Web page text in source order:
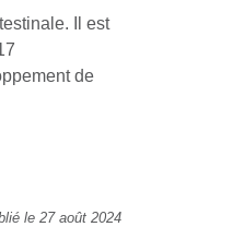
Il est
de
le 27 août 2024